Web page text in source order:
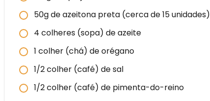
50g de azeitona preta (cerca de 15 unidades)
4 colheres (sopa) de azeite
1 colher (chá) de orégano
1/2 colher (café) de sal
1/2 colher (café) de pimenta-do-reino